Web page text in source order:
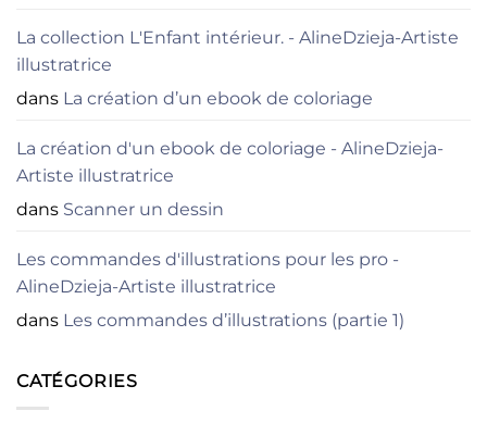
La collection L'Enfant intérieur. - AlineDzieja-Artiste
illustratrice
dans La création d’un ebook de coloriage
La création d'un ebook de coloriage - AlineDzieja-
Artiste illustratrice
dans Scanner un dessin
Les commandes d'illustrations pour les pro -
AlineDzieja-Artiste illustratrice
dans Les commandes d’illustrations (partie 1)
CATÉGORIES